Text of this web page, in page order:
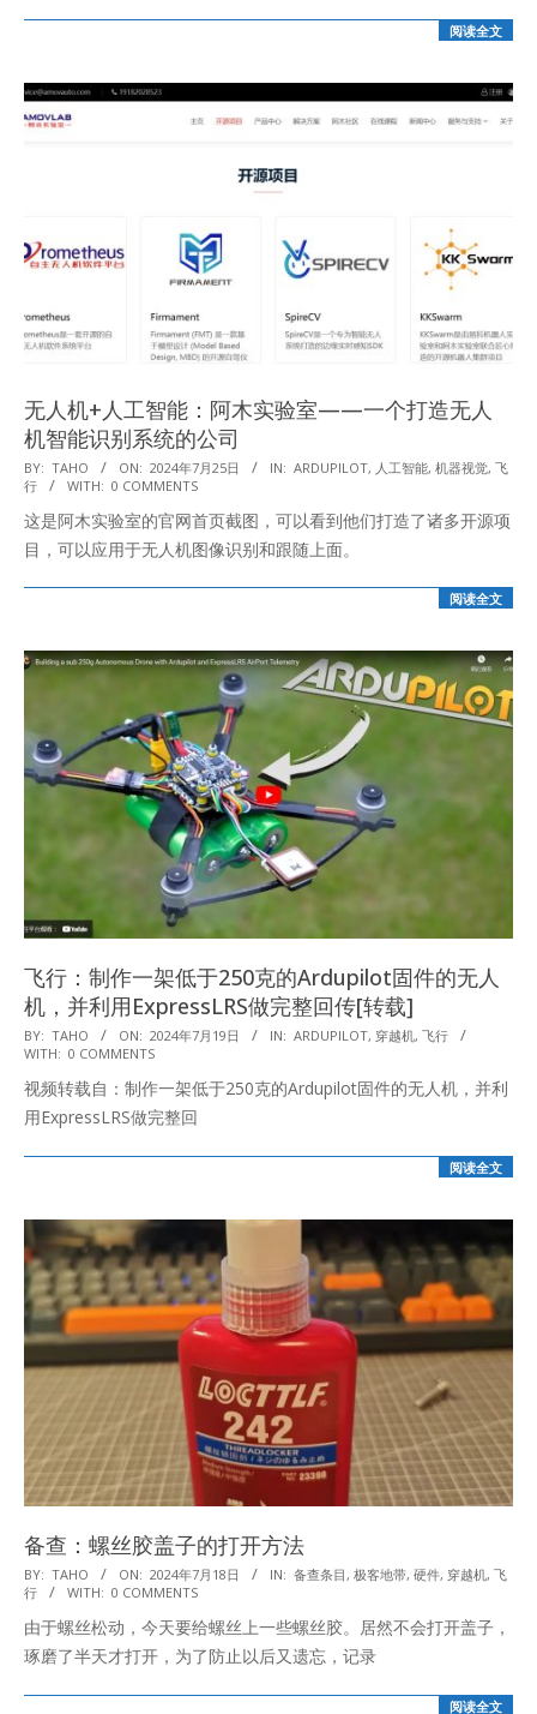
阅读全文
无人机+人工智能：阿木实验室——一个打造无人
机智能识别系统的公司
2024-
07-
25
BY: TAHO ON: 2024年7月25日 IN: ARDUPILOT, 人工智能, 机器视觉, 飞
行
WITH: 0 COMMENTS
这是阿木实验室的官网首页截图，可以看到他们打造了诸多开源项
目，可以应用于无人机图像识别和跟随上面。
阅读全文
飞行：制作一架低于250克的Ardupilot固件的无人
机，并利用ExpressLRS做完整回传[转载]
2024-
07-
19
BY: TAHO ON: 2024年7月19日 IN: ARDUPILOT, 穿越机, 飞行
WITH: 0 COMMENTS
视频转载自：制作一架低于250克的Ardupilot固件的无人机，并利
用ExpressLRS做完整回
阅读全文
备查：螺丝胶盖子的打开方法
2024-
07-
18
BY: TAHO ON: 2024年7月18日 IN: 备查条目, 极客地带, 硬件, 穿越机, 飞
行
WITH: 0 COMMENTS
由于螺丝松动，今天要给螺丝上一些螺丝胶。居然不会打开盖子，
琢磨了半天才打开，为了防止以后又遗忘，记录
阅读全文